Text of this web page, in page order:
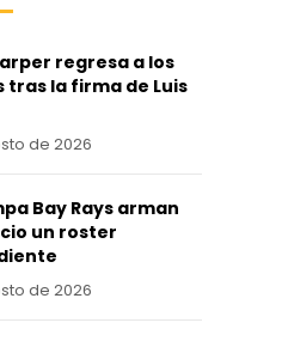
regresa a los
tras la firma de Luis
de 2026
Bay Rays arman
un roster
de 2026